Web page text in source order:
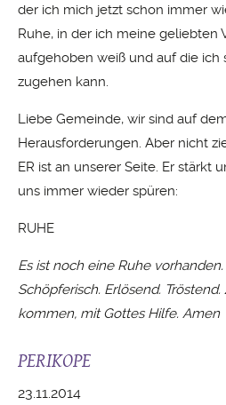
der ich mich jetzt schon immer
Ruhe, in der ich meine geliebten
aufgehoben weiß und auf die ich
zugehen kann.
Liebe Gemeinde, wir sind auf
Herausforderungen. Aber nicht
ER ist an unserer Seite. Er stärkt
uns immer wieder spüren:
RUHE
Es ist noch eine Ruhe
Schöpferisch. Erlösend.
kommen, mit Gottes Hilfe. Amen
PERIKOPE
23.11.2014